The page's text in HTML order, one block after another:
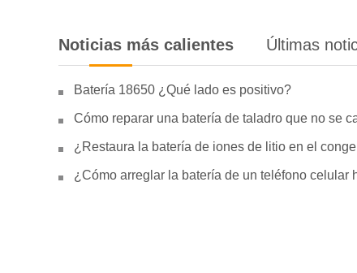
Noticias más calientes Últimas
Batería 18650 ¿Qué lado es positivo?
Cómo reparar una batería de taladro que no se
¿Restaura la batería de iones de litio en el
¿Cómo arreglar la batería de un teléfono celular